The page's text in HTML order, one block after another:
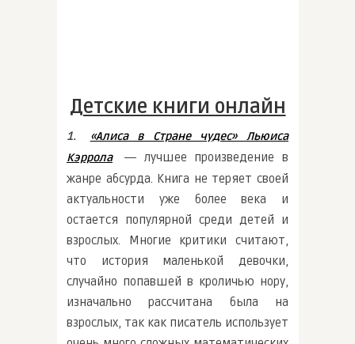
Детские книги онлайн
1.
«Алиса в Стране чудес» Льюиса
Кэррола
― лучшее произведение в
жанре абсурда. Книга не теряет своей
актуальности уже более века и
остается популярной среди детей и
взрослых. Многие критики считают,
что история маленькой девочки,
случайно попавшей в кроличью нору,
изначально рассчитана была на
взрослых, так как писатель использует